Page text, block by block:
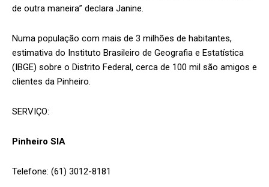
de outra maneira” declara Janine.
Numa população com mais de 3 milhões de habitantes,
estimativa do Instituto Brasileiro de Geografia e Estatística
(IBGE) sobre o Distrito Federal, cerca de 100 mil são amigos e
clientes da Pinheiro.
SERVIÇO:
Pinheiro SIA
Telefone: (61) 3012-8181